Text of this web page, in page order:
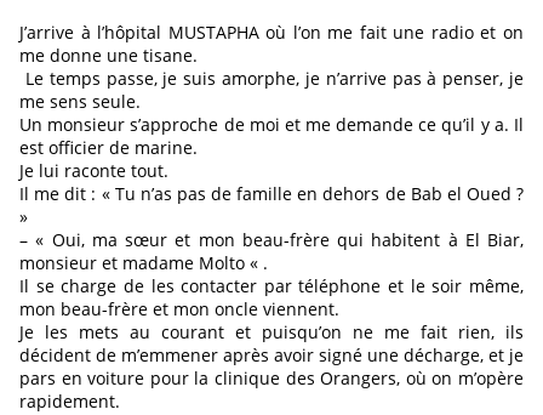
J’arrive à l’hôpital MUSTAPHA où l’on me fait une radio et on
me donne une tisane.
Le temps passe, je suis amorphe, je n’arrive pas à penser, je
me sens seule.
Un monsieur s’approche de moi et me demande ce qu’il y a. Il
est officier de marine.
Je lui raconte tout.
Il me dit : « Tu n’as pas de famille en dehors de Bab el Oued ?
»
– « Oui, ma sœur et mon beau-frère qui habitent à El Biar,
monsieur et madame Molto « .
Il se charge de les contacter par téléphone et le soir même,
mon beau-frère et mon oncle viennent.
Je les mets au courant et puisqu’on ne me fait rien, ils
décident de m’emmener après avoir signé une décharge, et je
pars en voiture pour la clinique des Orangers, où on m’opère
rapidement.